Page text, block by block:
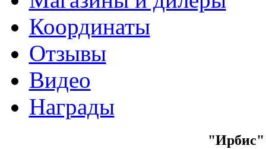
Координаты
Отзывы
Видео
Награды
"Ирбис"